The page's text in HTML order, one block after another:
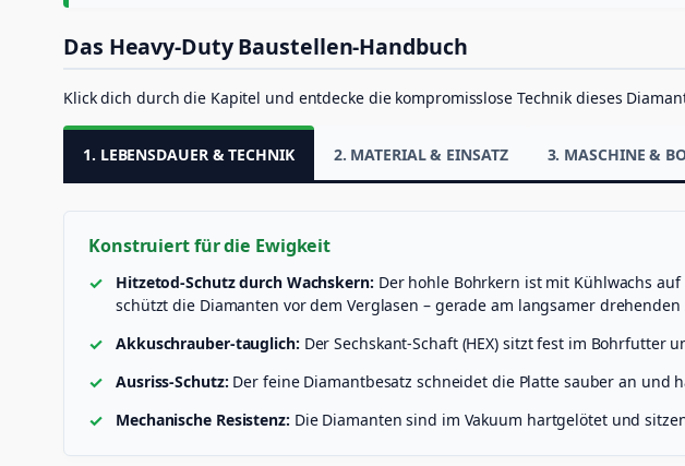
r
e
g
e
Das Heavy-Duty Baustellen-Handbuch
Klick dich durch die Kapitel und entdecke die kompromisslose Technik dieses
1. LEBENSDAUER & TECHNIK 2. MATERIAL & EINSATZ 3. MASCHINE &
Konstruiert für die Ewigkeit
Hitzetod-Schutz durch Wachskern: Der hohle Bohrkern ist mit Kühlwachs
schützt die Diamanten vor dem Verglasen – gerade am langsamer
Akkuschrauber-tauglich: Der Sechskant-Schaft (HEX) sitzt fest im
Ausriss-Schutz: Der feine Diamantbesatz schneidet die Platte sauber an
Mechanische Resistenz: Die Diamanten sind im Vakuum hartgelötet und